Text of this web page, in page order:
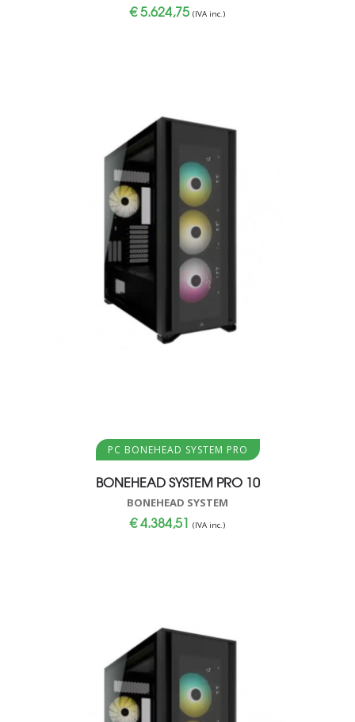
€5.624,75 (IVA inc.)
Aggiungi al carrello
PC BONEHEAD SYSTEM PRO
BONEHEAD SYSTEM PRO 10
BONEHEAD SYSTEM
€4.384,51 (IVA inc.)